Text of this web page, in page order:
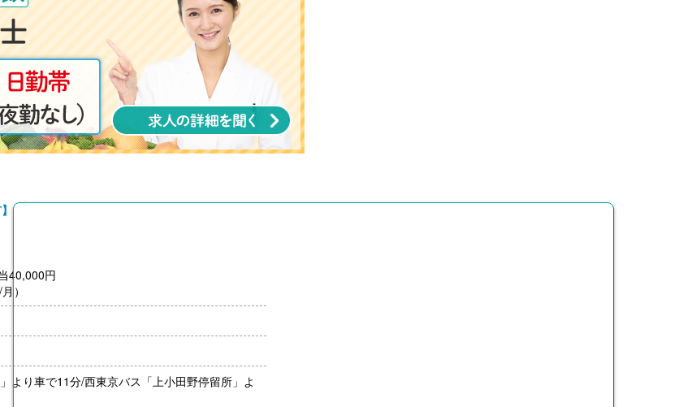
40,000円
）
より車で11分/西東京バス「上小田野停留所」よ